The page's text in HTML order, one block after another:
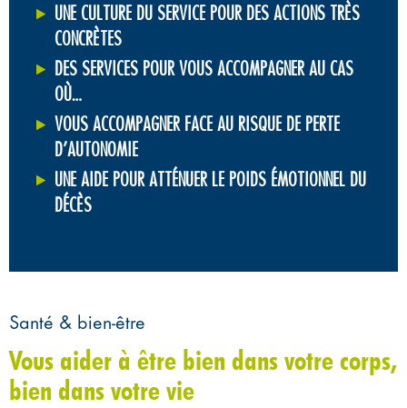
UNE CULTURE DU SERVICE POUR DES ACTIONS TRÈS
CONCRÈTES
DES SERVICES POUR VOUS ACCOMPAGNER AU CAS
OÙ…
VOUS ACCOMPAGNER FACE AU RISQUE DE PERTE
D’AUTONOMIE
UNE AIDE POUR ATTÉNUER LE POIDS ÉMOTIONNEL DU
DÉCÈS
Santé & bien-être
Vous aider à être bien dans votre corps,
bien dans votre vie